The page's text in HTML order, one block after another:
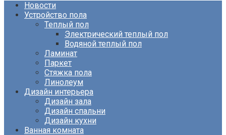
Новости
Устройство пола
Теплый пол
Электрический теплый пол
Водяной теплый пол
Ламинат
Паркет
Стяжка пола
Линолеум
Дизайн интерьера
Дизайн зала
Дизайн спальни
Дизайн кухни
Ванная комната